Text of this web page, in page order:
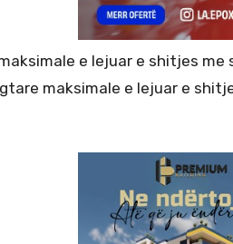
e lejuar e shitjes
maksimale e lejuar e